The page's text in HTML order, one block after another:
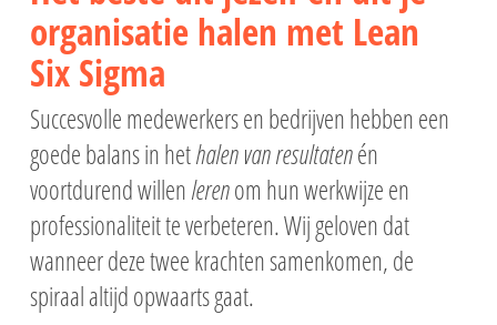
organisatie halen met Lean
Six Sigma
Succesvolle medewerkers en bedrijven hebben een
goede balans in hethalen van resultatenén
voortdurend willenlerenom hun werkwijze en
professionaliteit te verbeteren. Wij geloven dat
wanneer deze twee krachten samenkomen, de
spiraal altijd opwaarts gaat.